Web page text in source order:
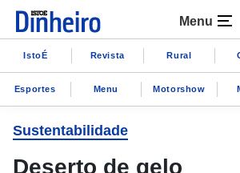
Menu
IstoÉ Revista Rural
Esportes Menu Motorshow
Sustentabilidade
Deserto de gelo